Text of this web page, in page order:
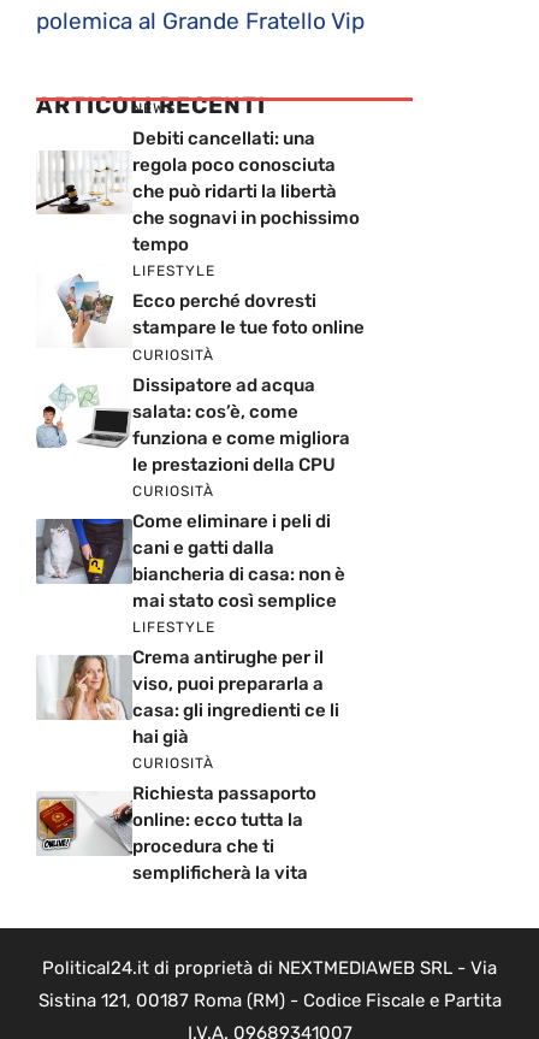
polemica al Grande Fratello Vip
ARTICOLI RECENTI
NEWS
Debiti cancellati: una
regola poco conosciuta
che può ridarti la libertà
che sognavi in pochissimo
tempo
LIFESTYLE
Ecco perché dovresti
stampare le tue foto online
CURIOSITÀ
Dissipatore ad acqua
salata: cos’è, come
funziona e come migliora
le prestazioni della CPU
CURIOSITÀ
Come eliminare i peli di
cani e gatti dalla
biancheria di casa: non è
mai stato così semplice
LIFESTYLE
Crema antirughe per il
viso, puoi prepararla a
casa: gli ingredienti ce li
hai già
CURIOSITÀ
Richiesta passaporto
online: ecco tutta la
procedura che ti
semplificherà la vita
Political24.it di proprietà di NEXTMEDIAWEB SRL - Via
Sistina 121, 00187 Roma (RM) - Codice Fiscale e Partita
I.V.A. 09689341007